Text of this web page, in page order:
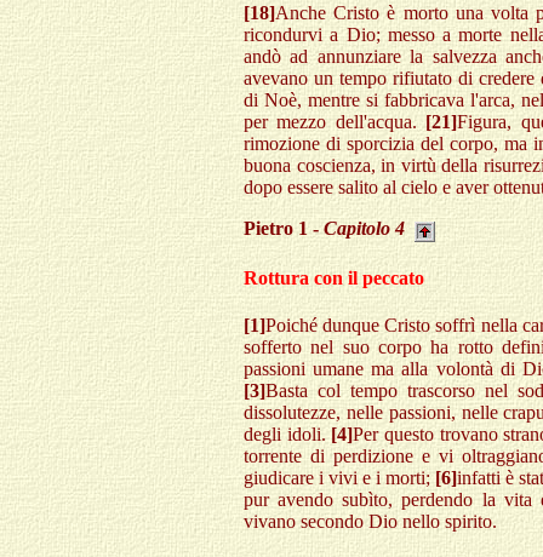
[18]Anche Cristo è morto una volta
ricondurvi a Dio; messo a morte
andò ad annunziare la salvezza
avevano un tempo rifiutato di
di Noè, mentre si fabbricava l'arca,
per mezzo dell'acqua.[21]Figura,
rimozione di sporcizia del corpo, ma
buona coscienza, in virtù della
dopo essere salito al cielo e aver
Pietro 1 -Capitolo 4
Rottura con il peccato
[1]Poiché dunque Cristo soffrì nella
sofferto nel suo corpo ha rotto
passioni umane ma alla volontà di
[3]Basta col tempo trascorso nel
dissolutezze, nelle passioni, nelle
degli idoli. [4]Per questo trovano
torrente di perdizione e vi
giudicare i vivi e i morti;[6]infatti è
pur avendo subìto, perdendo la
vivano secondo Dio nello spirito.